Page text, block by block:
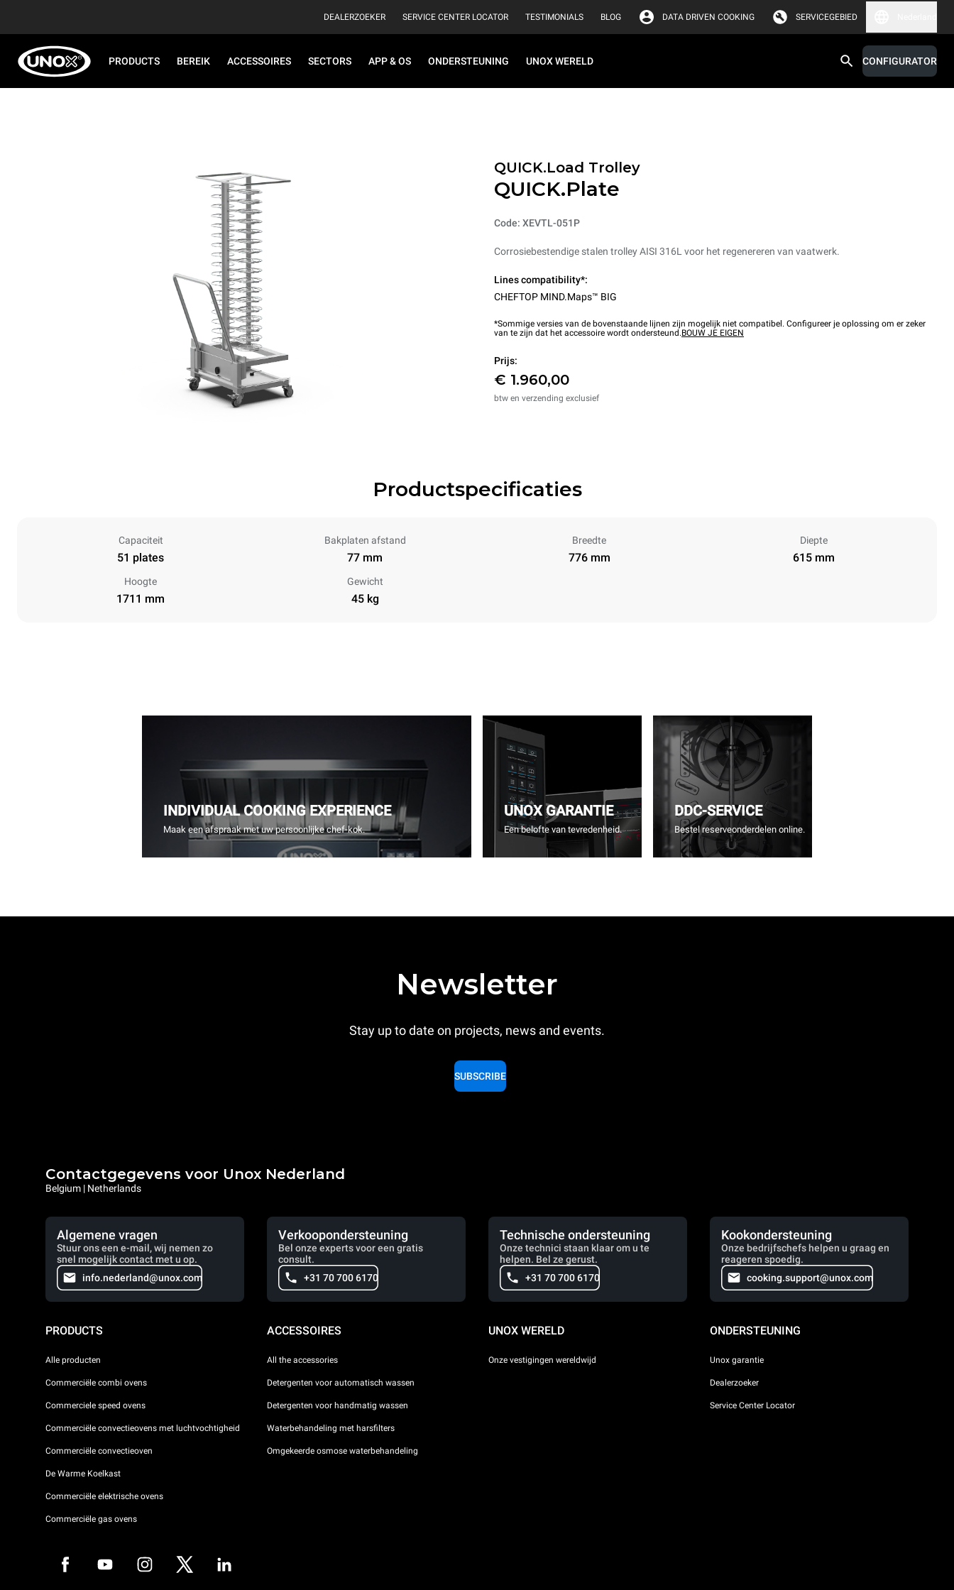
DEALERZOEKER SERVICE CENTER LOCATOR TESTIMONIALS BLOG DATA DRIVEN COOKING SERVICEGEBIED
PRODUCTS BEREIK ACCESSOIRES SECTORS APP & OS ONDERSTEUNING UNOX WERELD CONFIGURATOR
QUICK.Load Trolley
QUICK.Plate
Code: XEVTL-051P
Corrosiebestendige stalen trolley AISI 316L voor het regenereren van vaatwerk.
Lines compatibility*:
CHEFTOP MIND.Maps™ BIG
*Sommige versies van de bovenstaande lijnen zijn mogelijk niet compatibel. Configureer je oplossing om er zeker
van te zijn dat het accessoire wordt ondersteund.BOUW JE EIGEN
Prijs:
€ 1.960,00
btw en verzending exclusief
Productspecificaties
Capaciteit
51 plates
Bakplaten afstand
77 mm
Breedte
776 mm
Diepte
615 mm
Hoogte
1711 mm
Gewicht
45 kg
INDIVIDUAL COOKING EXPERIENCE
Maak een afspraak met uw persoonlijke chef-kok.
UNOX GARANTIE
Een belofte van tevredenheid.
DDC-SERVICE
Bestel reserveonderdelen online.
Newsletter
Stay up to date on projects, news and events.
SUBSCRIBE
Contactgegevens voor Unox Nederland
Belgium | Netherlands
Algemene vragen
Stuur ons een e-mail, wij nemen zo
snel mogelijk contact met u op.
info.nederland@unox.com
Verkoopondersteuning
Bel onze experts voor een gratis
consult.
+31 70 700 6170
Technische ondersteuning
Onze technici staan klaar om u te
helpen. Bel ze gerust.
+31 70 700 6170
Kookondersteuning
Onze bedrijfschefs helpen u graag en
reageren spoedig.
cooking.support@unox.com
PRODUCTS
Alle producten
Commerciële combi ovens
Commerciele speed ovens
Commerciële convectieovens met luchtvochtigheid
Commerciële convectieoven
De Warme Koelkast
Commerciële elektrische ovens
Commerciële gas ovens
ACCESSOIRES
All the accessories
Detergenten voor automatisch wassen
Detergenten voor handmatig wassen
Waterbehandeling met harsfilters
Omgekeerde osmose waterbehandeling
UNOX WERELD
Onze vestigingen wereldwijd
ONDERSTEUNING
Unox garantie
Dealerzoeker
Service Center Locator